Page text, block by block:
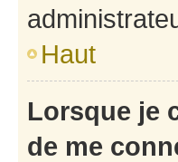
Haut
Lorsque je
de me